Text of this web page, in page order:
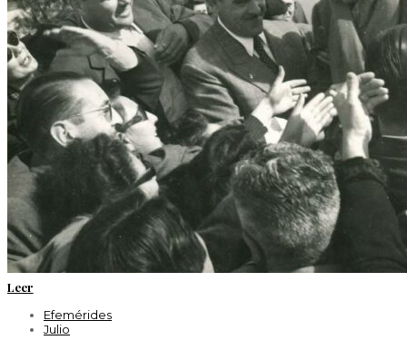
Leer
Efemérides
Julio